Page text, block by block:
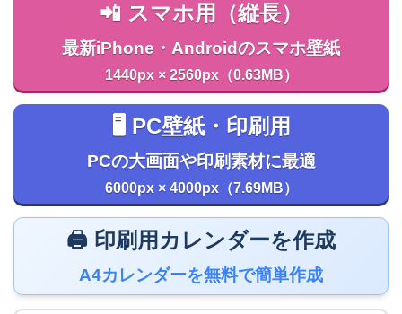
📲 スマホ用（縦長）
最新iPhone・Androidのスマホ壁紙
1440px × 2560px（0.63MB）
🖥️ PC壁紙・印刷用
PCの大画面や印刷素材に最適
6000px × 4000px（7.69MB）
🖨️ 印刷用カレンダーを作成
A4カレンダーを無料で簡単作成